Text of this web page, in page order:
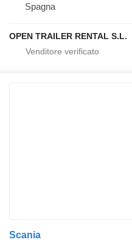
Spagna
OPEN TRAILER RENTAL S.L.
Scania